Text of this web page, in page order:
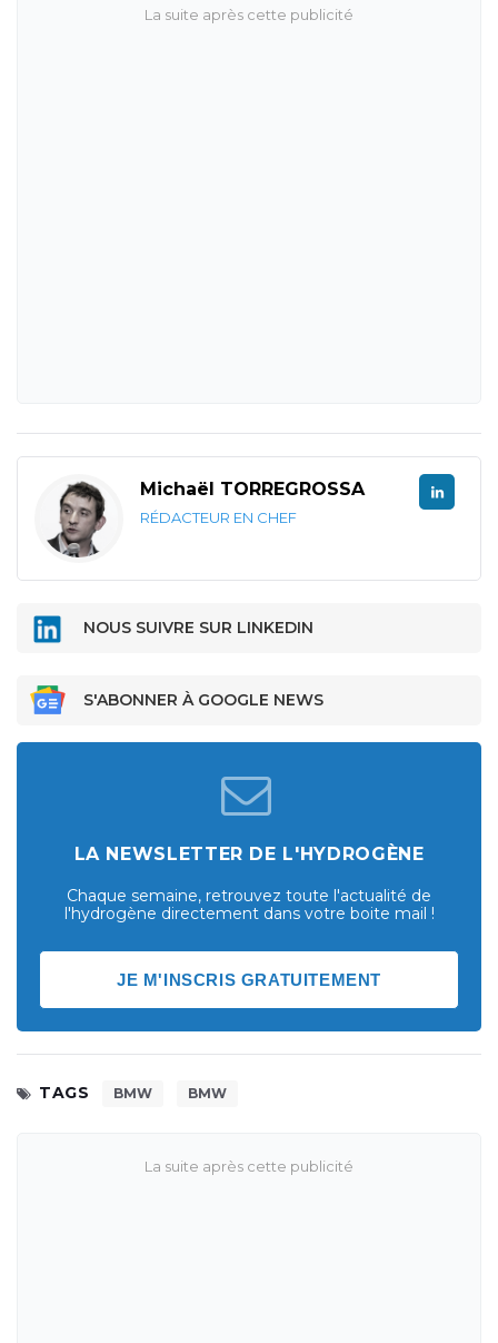
Michaël TORREGROSSA
RÉDACTEUR EN CHEF
NOUS SUIVRE SUR LINKEDIN
S'ABONNER À GOOGLE NEWS
LA NEWSLETTER DE L'HYDROGÈNE
Chaque semaine, retrouvez toute l'actualité de
l'hydrogène directement dans votre boite mail !
JE M'INSCRIS GRATUITEMENT
TAGS BMW BMW